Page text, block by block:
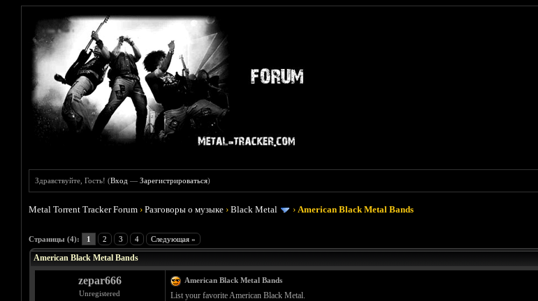
Здравствуйте, Гость! (Вход —Зарегистрироваться)
Metal Torrent Tracker Forum ›Разговоры о музыке ›Black Metal ›American Black Metal Bands
Страницы (4): 1 2 3 4 Следующая »
Голосов: 2 - Средняя оценка: 5
12345
American Black Metal Bands
zepar666
Unregistered
American Black Metal Bands
List your favorite American Black Metal.